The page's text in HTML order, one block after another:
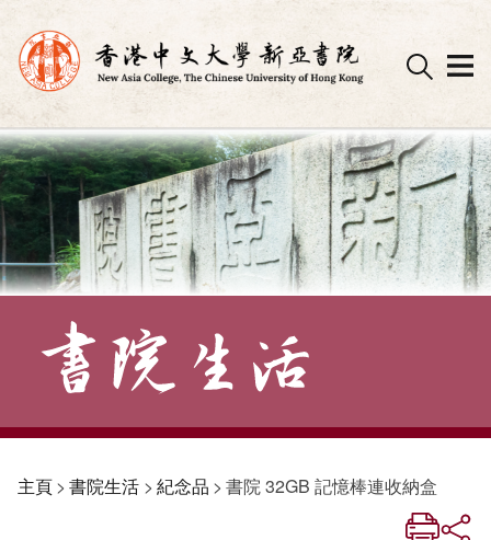
Skip
to
content
主頁> 書院生活 > 紀念品 > 書院 32GB 記憶棒連收納盒